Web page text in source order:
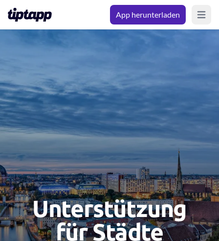
App herunterladen Open
Unterstützung
für Städte